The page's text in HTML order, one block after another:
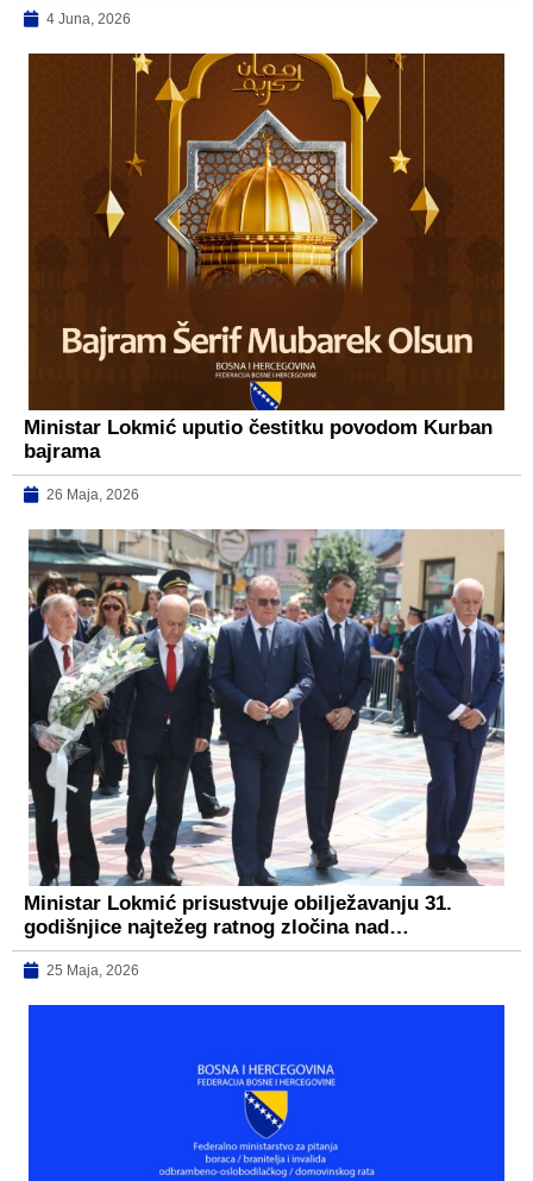
4 Juna, 2026
Ministar Lokmić uputio čestitku povodom Kurban
bajrama
26 Maja, 2026
Ministar Lokmić prisustvuje obilježavanju 31.
godišnjice najtežeg ratnog zločina nad…
25 Maja, 2026